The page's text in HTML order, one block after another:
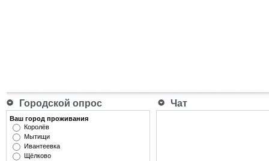
Городской опрос Чат
Ваш город проживания
Королёв
Мытищи
Ивантеевка
Щёлково